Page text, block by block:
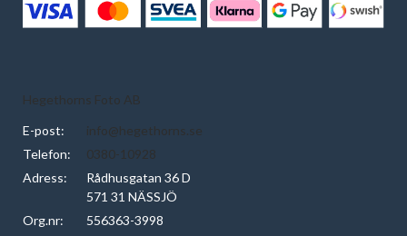
Hegethorns Foto AB
E-post:
info@hegethorns.se
Telefon:
0380-10928
Adress:
Rådhusgatan 36 D
571 31 NÄSSJÖ
Org.nr:
556363-3998